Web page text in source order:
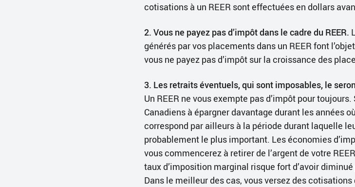
cotisations à un REER sont effectuées en dollars
2. Vous ne payez pas d’impôt dans le cadre du REER.
générés par vos placements dans un REER font
vous ne payez pas d’impôt sur la croissance des
3. Les retraits éventuels, qui sont imposables, le
Un REER ne vous exempte pas d’impôt pour
Canadiens à épargner davantage durant les années
correspond par ailleurs à la période durant laquelle
probablement le plus important. Les économies
vous commencerez à retirer de l’argent de votre
taux d’imposition marginal risque fort d’avoir
Dans le meilleur des cas, vous versez des